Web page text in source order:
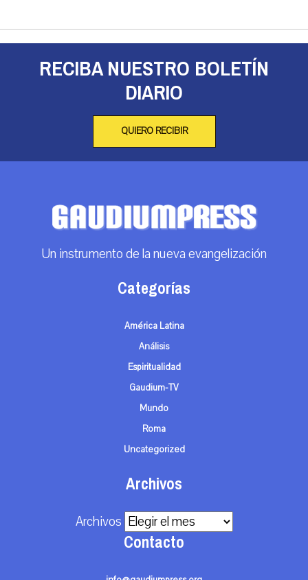
RECIBA NUESTRO BOLETÍN
DIARIO
QUIERO RECIBIR
Un instrumento de la nueva evangelización
Categorías
América Latina
Análisis
Espiritualidad
Gaudium-TV
Mundo
Roma
Uncategorized
Archivos
Archivos
Contacto